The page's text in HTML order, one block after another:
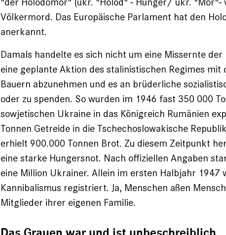
Völkermord. Das Europäische Parlament hat den
anerkannt.
Damals handelte es sich nicht um eine Missernte
eine geplante Aktion des stalinistischen Regimes mit
Bauern abzunehmen und es an brüderliche
oder zu spenden. So wurden im 1946 fast 350 000
sowjetischen Ukraine in das Königreich Rumänien
Tonnen Getreide in die Tschechoslowakische
erhielt 900.000 Tonnen Brot. Zu diesem Zeitpunkt
eine starke Hungersnot. Nach offiziellen Angaben
eine Million Ukrainer. Allein im ersten Halbjahr 1947
Kannibalismus registriert. Ja, Menschen aßen
Mitglieder ihrer eigenen Familie.